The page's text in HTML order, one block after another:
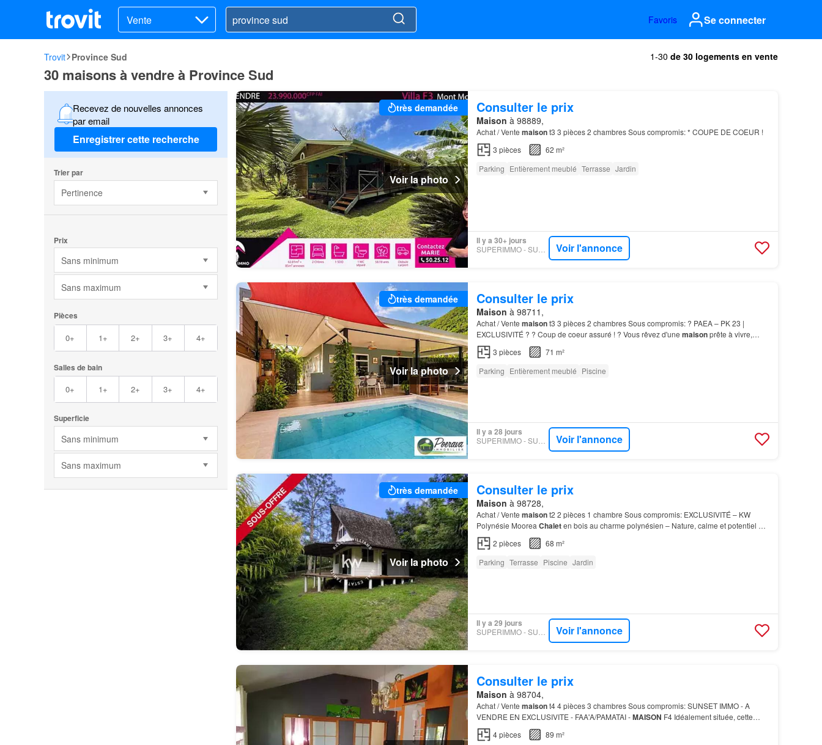
Vente Favoris Se connecter
Trovit Province Sud 1-30 de 30 logements en vente
30 maisons à vendre à Province Sud
Recevez de nouvelles annonces
par email
Enregistrer cette recherche
Trier par
Pertinence
Prix
Sans minimum
Sans maximum
Pièces
0+ 1+ 2+ 3+ 4+
Salles de bain
0+ 1+ 2+ 3+ 4+
Superficie
Sans minimum
Sans maximum
très demandée
Voir la photo
Consulter le prix
Maison à 98889,
Achat / Vente maisont3 3 pièces 2 chambres Sous compromis: * COUPE DE COEUR !
3 pièces
62 m²
Parking Entièrement meublé Terrasse Jardin
Il y a 30+ jours
Voir l'annonce
très demandée
Voir la photo
Consulter le prix
Maison à 98711,
Achat / Vente maisont3 3 pièces 2 chambres Sous compromis: ? PAEA – PK 23 |
EXCLUSIVITÉ ? ? Coup de coeur assuré ! ? Vous rêvez d'une maisonprête à vivre,
sans travaux, dans un cadre idéal ? Ne cherchez plus ?…
3 pièces
71 m²
Parking Entièrement meublé Piscine
Il y a 28 jours
Voir l'annonce
très demandée
Voir la photo
Consulter le prix
Maison à 98728,
Achat / Vente maisont2 2 pièces 1 chambre Sous compromis: EXCLUSIVITÉ – KW
Polynésie MooreaChaleten bois au charme polynésien – Nature, calme et potentiel Un
cadre parfait pour installer une piscine, créer un jardin luxuri…
2 pièces
68 m²
Parking Terrasse Piscine Jardin
Il y a 29 jours
Voir l'annonce
Consulter le prix
Maison à 98704,
Achat / Vente maisont4 4 pièces 3 chambres Sous compromis: SUNSET IMMO - A
VENDRE EN EXCLUSIVITE - FAA'A/PAMATAI -MAISON F4 Idéalement située, cette
maison de plain pied meublée de 4 pièces d'une superficie de 89,28 m² habi…
4pièces
89 m²